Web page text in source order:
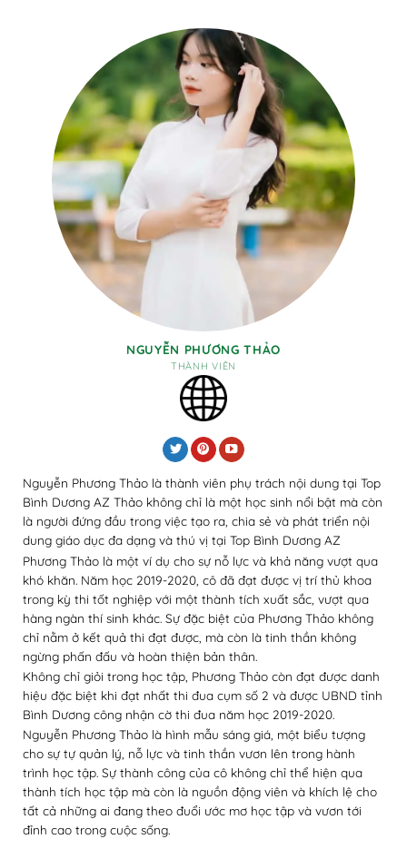
NGUYỄN PHƯƠNG THẢO
THÀNH VIÊN
Nguyễn Phương Thảo là thành viên phụ trách nội dung tại Top
Bình Dương AZ Thảo không chỉ là một học sinh nổi bật mà còn
là người đứng đầu trong việc tạo ra, chia sẻ và phát triển nội
dung giáo dục đa dạng và thú vị tại Top Bình Dương AZ
Phương Thảo là một ví dụ cho sự nỗ lực và khả năng vượt qua
khó khăn. Năm học 2019-2020, cô đã đạt được vị trí thủ khoa
trong kỳ thi tốt nghiệp với một thành tích xuất sắc, vượt qua
hàng ngàn thí sinh khác. Sự đặc biệt của Phương Thảo không
chỉ nằm ở kết quả thi đạt được, mà còn là tinh thần không
ngừng phấn đấu và hoàn thiện bản thân.
Không chỉ giỏi trong học tập, Phương Thảo còn đạt được danh
hiệu đặc biệt khi đạt nhất thi đua cụm số 2 và được UBND tỉnh
Bình Dương công nhận cờ thi đua năm học 2019-2020.
Nguyễn Phương Thảo là hình mẫu sáng giá, một biểu tượng
cho sự tự quản lý, nỗ lực và tinh thần vươn lên trong hành
trình học tập. Sự thành công của cô không chỉ thể hiện qua
thành tích học tập mà còn là nguồn động viên và khích lệ cho
tất cả những ai đang theo đuổi ước mơ học tập và vươn tới
đỉnh cao trong cuộc sống.